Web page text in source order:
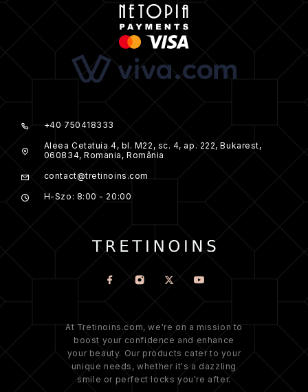
+40 750418333
Aleea Cetatuia 4, bl. M22, sc. 4, ap. 222, Bukarest,
060834, Romania, România
contact@tretinoins.com
H-Szo: 8:00 - 20:00
At Tretinoins.com, we're on a mission to
boost your confidence and enhance
your beauty. Our products cater to your
unique needs, whether it's a dazzling
smile or perfect locks you're after.